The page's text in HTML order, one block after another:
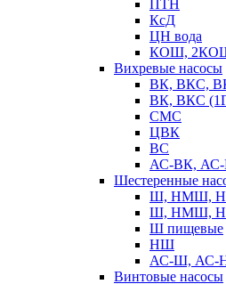
ПТН
КсД
ЦН вода
КОШ,
Вихревые насосы
ВК, ВКС,
ВК, ВКС
СМС
ЦВК
ВС
АС-ВК,
Шестеренные
Ш, НМШ,
Ш, НМШ,
Ш пищевые
НШ
АС-Ш,
Винтовые насосы